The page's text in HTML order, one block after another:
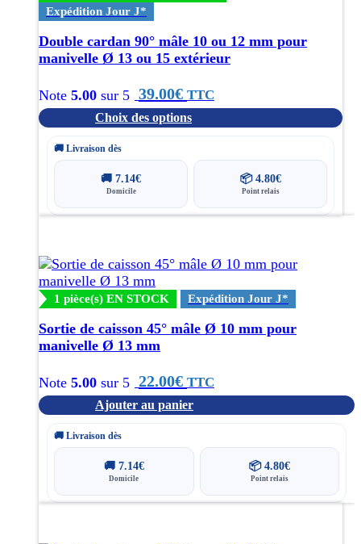
Expédition Jour J*
Double cardan 90° mâle 10 ou 12 mm pour
manivelle Ø 13 ou 15 extérieur
Note 5.00 sur 5 39.00€ TTC
Choix des options
sur
la
page
du
🚚 Livraison dès
🚚7.14€
Domicile
📦 4.80€
Point relais
1 pièce(s) EN STOCK Expédition Jour J*
Sortie de caisson 45° mâle Ø 10 mm pour
manivelle Ø 13 mm
Note 5.00 sur 5 22.00€ TTC
Ajouter au panier
🚚 Livraison dès
🚚 7.14€
Domicile
📦 4.80€
Point relais